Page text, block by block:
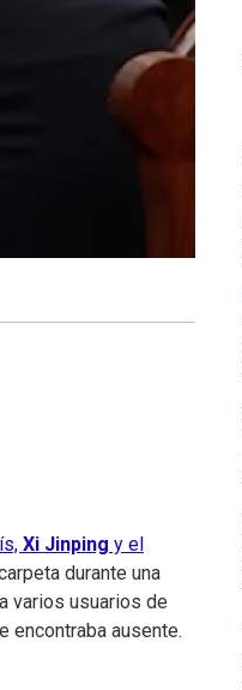
Xi Jinping y el
durante una
varios usuarios de
encontraba ausente.